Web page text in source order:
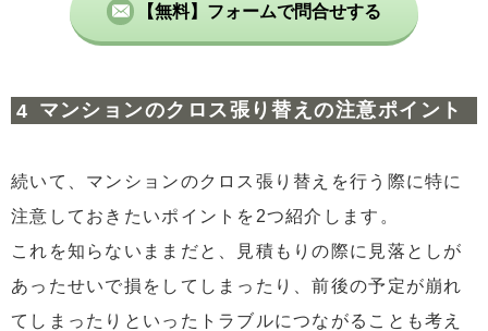
【無料】フォームで問合せする
マンションのクロス張り替えの注意ポイント
続いて、マンションのクロス張り替えを行う際に特に
注意しておきたいポイントを2つ紹介します。
これを知らないままだと、見積もりの際に見落としが
あったせいで損をしてしまったり、前後の予定が崩れ
てしまったりといったトラブルにつながることも考え